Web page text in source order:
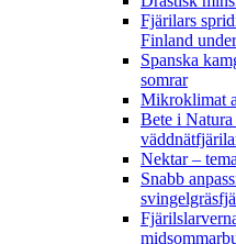
Fjärilars
Finland
Spanska
somrar
Mikroklimat
Bete i
Nektar –
Snabb